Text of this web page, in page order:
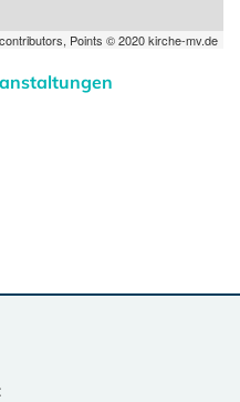
contributors, Points © 2020 kirche-mv.de